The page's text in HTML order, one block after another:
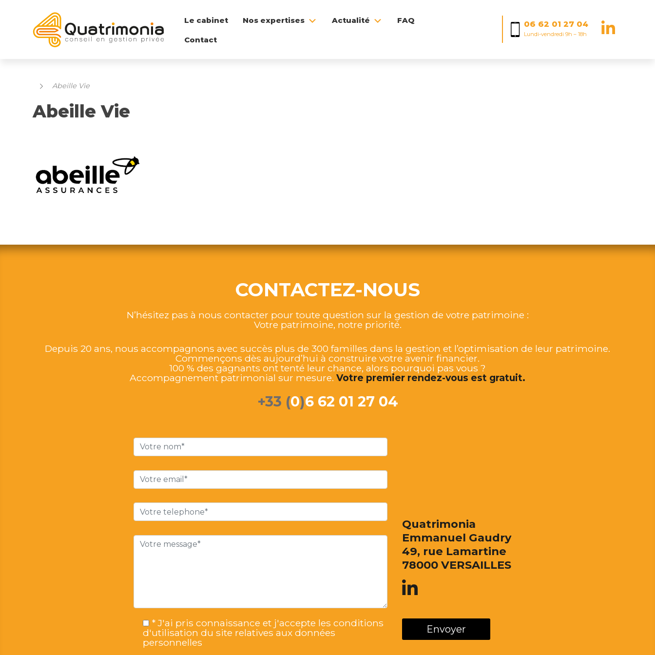
Le cabinet Nos expertises Actualité FAQ
Contact
06 62 01 27 04
Lundi-vendredi 9h – 18h
Abeille Vie
Abeille Vie
CONTACTEZ-NOUS
N’hésitez pas à nous contacter pour toute question sur la gestion de votre patrimoine :
Votre patrimoine, notre priorité.
Depuis 20 ans, nous accompagnons avec succès plus de 300 familles dans la gestion et l’optimisation de leur patrimoine.
Commençons dès aujourd’hui à construire votre avenir financier.
100 % des gagnants ont tenté leur chance, alors pourquoi pas vous ?
Accompagnement patrimonial sur mesure. Votre premier rendez-vous est gratuit.
+33 (0)6 62 01 27 04
* J'ai pris connaissance et j'accepte les conditions
d'utilisation du site relatives aux données
personnelles
Quatrimonia
Emmanuel Gaudry
49, rue Lamartine
78000 VERSAILLES